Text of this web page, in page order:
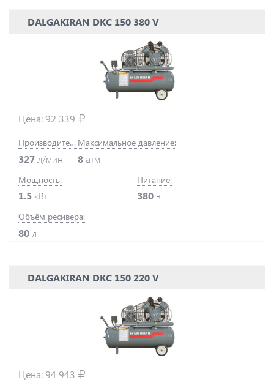
DALGAKIRAN DKC 150 380 V
Цена:92 339
Производительность:
327 л/мин
Максимальное давление:
8 атм
Мощность:
1.5 кВт
Питание:
380 в
Объём ресивера:
80 л
DALGAKIRAN DKC 150 220 V
Цена:94 943